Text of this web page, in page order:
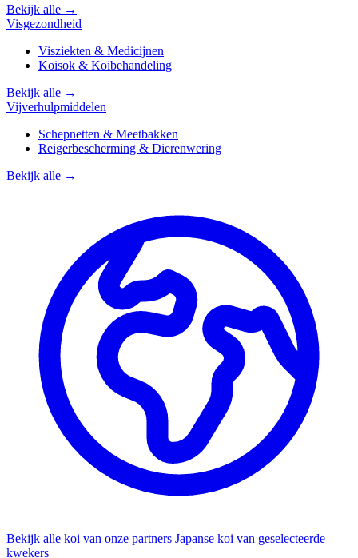
Bekijk alle →
Visgezondheid
Visziekten & Medicijnen
Koisok & Koibehandeling
Bekijk alle →
Vijverhulpmiddelen
Schepnetten & Meetbakken
Reigerbescherming & Dierenwering
Bekijk alle →
Bekijk alle koi van onze partners Japanse koi van geselecteerde
kwekers